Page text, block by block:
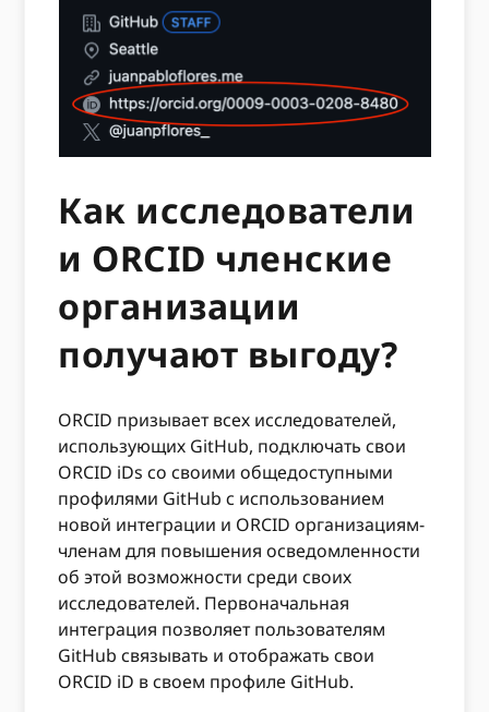
Как исследователи
и ORCID членские
организации
получают выгоду?
ORCID призывает всех исследователей,
использующих GitHub, подключать свои
ORCID iDs со своими общедоступными
профилями GitHub с использованием
новой интеграции и ORCID организациям-
членам для повышения осведомленности
об этой возможности среди своих
исследователей. Первоначальная
интеграция позволяет пользователям
GitHub связывать и отображать свои
ORCID iD в своем профиле GitHub.